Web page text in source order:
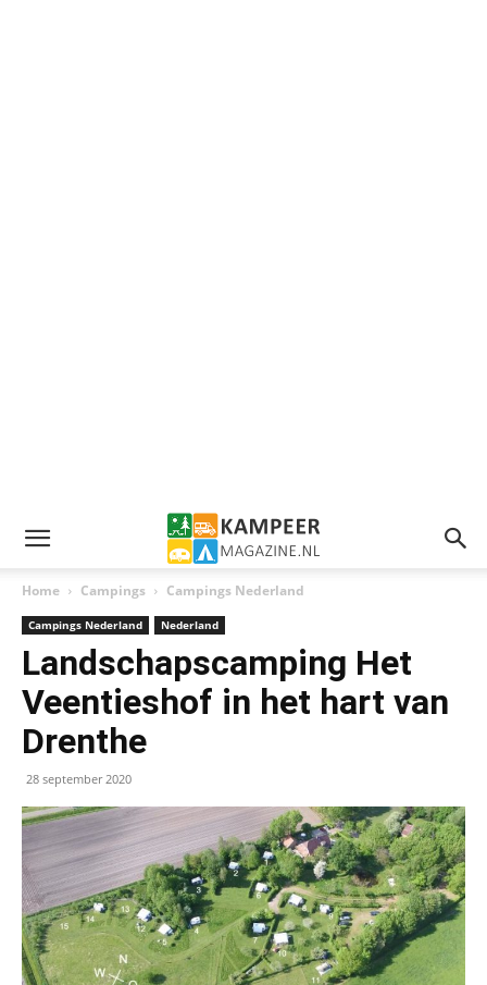
Home Campings Campings Nederland
Campings Nederland Nederland
Landschapscamping Het
Veentieshof in het hart van
Drenthe
28 september 2020